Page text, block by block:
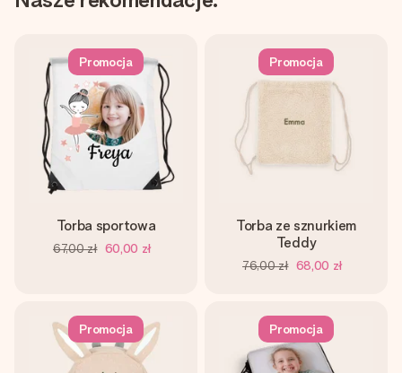
Promocja
Torba sportowa
67,00 zł 60,00 zł
Promocja
Torba ze sznurkiem
Teddy
76,00 zł 68,00 zł
Promocja Promocja